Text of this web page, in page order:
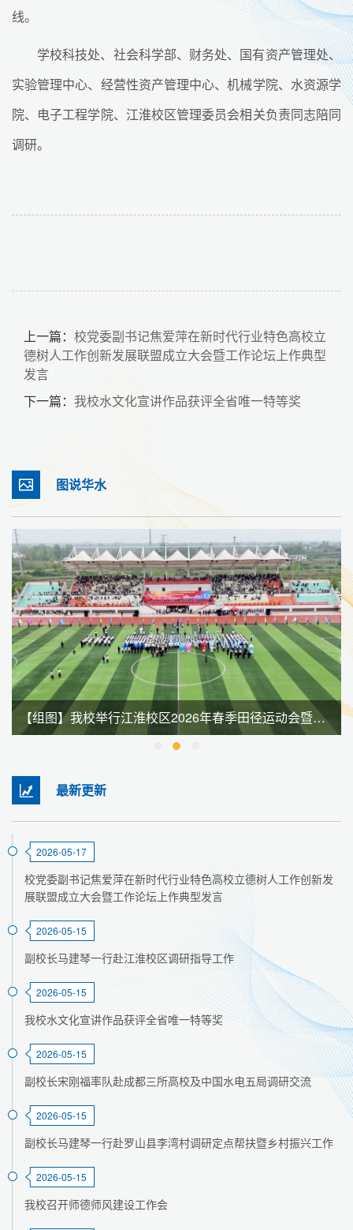
线。
学校科技处、社会科学部、财务处、国有资产管理处、
实验管理中心、经营性资产管理中心、机械学院、水资源学
院、电子工程学院、江淮校区管理委员会相关负责同志陪同
调研。
上一篇： 校党委副书记焦爱萍在新时代行业特色高校立
德树人工作创新发展联盟成立大会暨工作论坛上作典型
发言
下一篇： 我校水文化宣讲作品获评全省唯一特等奖
图说华水
【组图】我校举行江淮校区2026年春季田径运动会暨全民健身大会
最新更新
2026-05-17
校党委副书记焦爱萍在新时代行业特色高校立德树人工作创新发
展联盟成立大会暨工作论坛上作典型发言
2026-05-15
副校长马建琴一行赴江淮校区调研指导工作
2026-05-15
我校水文化宣讲作品获评全省唯一特等奖
2026-05-15
副校长宋刚福率队赴成都三所高校及中国水电五局调研交流
2026-05-15
副校长马建琴一行赴罗山县李湾村调研定点帮扶暨乡村振兴工作
2026-05-15
我校召开师德师风建设工作会